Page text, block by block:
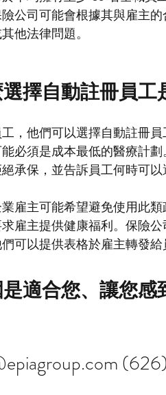
公司可能會根據其與雇主
他法律問題。
擇自動註冊員工
，他們可以選擇自動註冊
必須是成本最低的醫療計
承保，並告訴員工何時可以
雇主可能希望避免使用此
雇主提供健康福利。保險
可以提供表格於雇主轉發給
適合您、讓您感